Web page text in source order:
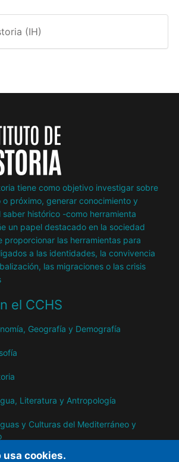
(IH)
tiene como objetivo investigar sobre
próximo, generar conocimiento y
histórico -como herramienta
un papel destacado en la sociedad
proporcionar las herramientas para
a las identidades, la convivencia
las migraciones o las crisis
el CCHS
Geografía y Demografía
Literatura y Antropología
y Culturas del Mediterráneo y
y Bienes Públicos
usa cookies.